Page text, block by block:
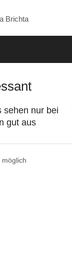
Brichta
sehen nur bei
gut aus